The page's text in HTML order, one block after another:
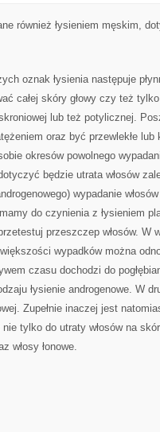
również łysieniem męskim,
oznak łysienia następuje
całej skóry głowy czy też
lub też potylicznej.
oraz być przewlekłe
okresów powolnego
będzie utrata włosów
wypadanie
do czynienia z łysieniem
przeszczep włosów. W
wypadków można
czasu dochodzi do
łysienie androgenowe. W
Zupełnie inaczej jest
tylko do utraty włosów na
włosy łonowe.